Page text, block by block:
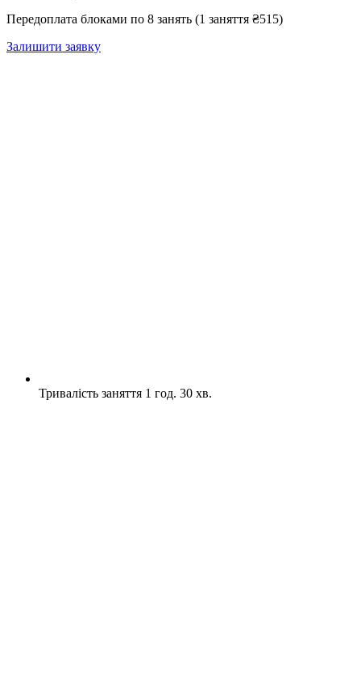
Передоплата блоками по 8 занять (1 заняття ₴515)
Залишити заявку
Тривалість заняття 1 год. 30 хв.